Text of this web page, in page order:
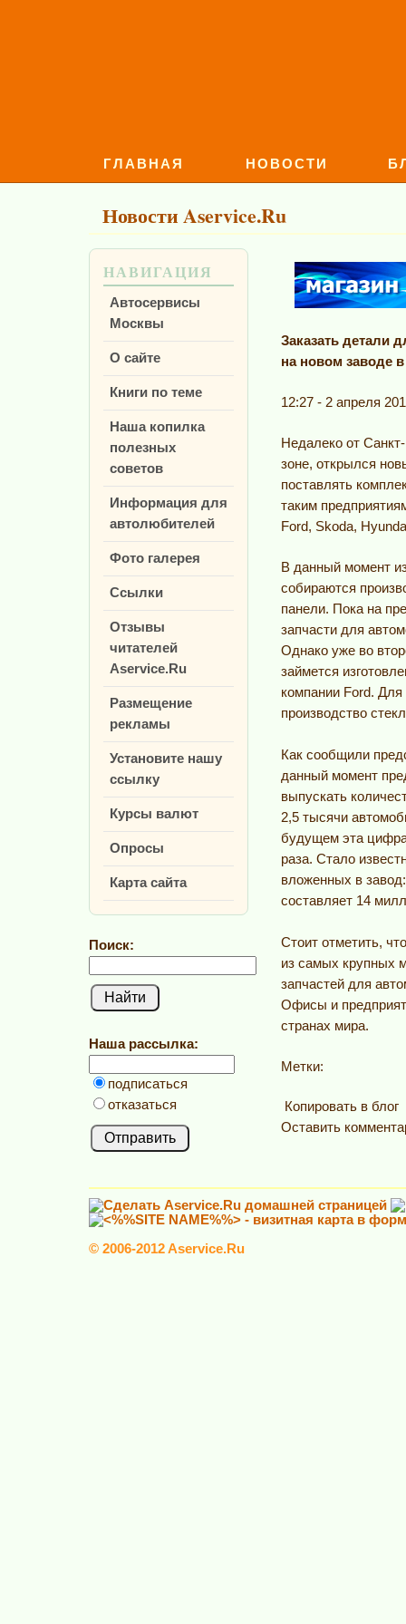
ГЛАВНАЯ НОВОСТИ
Новости Aservice.Ru
НАВИГАЦИЯ
Автосервисы
Москвы
О сайте
Книги по теме
Наша копилка
полезных
советов
Информация для
автолюбителей
Фото галерея
Ссылки
Отзывы
читателей
Aservice.Ru
Размещение
рекламы
Установите нашу
ссылку
Курсы валют
Опросы
Карта сайта
Поиск:
Наша рассылка:
подписаться
отказаться
Заказать детали
на новом заводе
12:27 - 2 апреля
Недалеко от
зоне, открылся
поставлять
таким
Ford, Skoda,
В данный момент
собираются
панели. Пока на
запчасти для
Однако уже во
займется
компании Ford. Для
производство
Как сообщили
данный момент
выпускать
2,5 тысячи
будущем эта
раза. Стало
вложенных в
составляет 14
Стоит отметить,
из самых крупных
запчастей для
Офисы и
странах мира.
Метки:
Копировать в блог
Оставить
© 2006-2012 Aservice.Ru